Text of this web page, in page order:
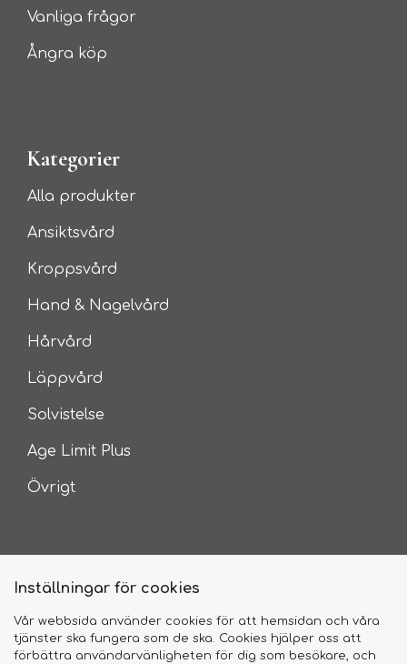
Vanliga frågor
Ångra köp
Kategorier
Alla produkter
Ansiktsvård
Kroppsvård
Hand & Nagelvård
Hårvård
Läppvård
Solvistelse
Age Limit Plus
Övrigt
2026 © Camilla of Sweden
Inställningar för cookies
Vår webbsida använder cookies för att hemsidan och våra
tjänster ska fungera som de ska. Cookies hjälper oss att
förbättra användarvänligheten för dig som besökare, och